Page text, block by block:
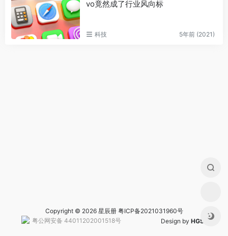
vo竟然成了行业风向标
科技 5年前 (2021)
Copyright © 2026 星辰册 粤ICP备2021031960号
粤公网安备 44011202001518号Design by HGS